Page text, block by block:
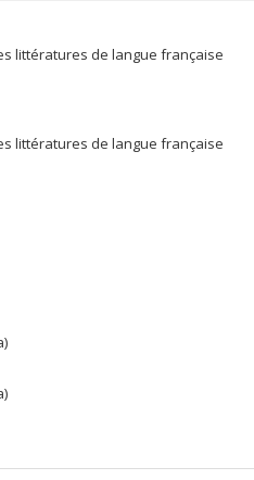
littératures de langue française
littératures de langue française